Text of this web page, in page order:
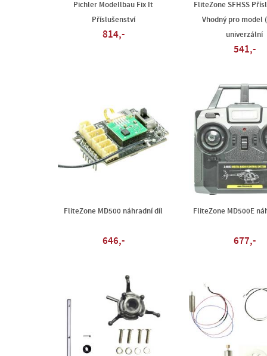
Pichler Modellbau Fix It
Příslušenství
814,-
FliteZone SFHSS
Vhodný pro model
univerzální
541,-
FliteZone MD500 náhradní díl
646,-
FliteZone MD500E
677,-